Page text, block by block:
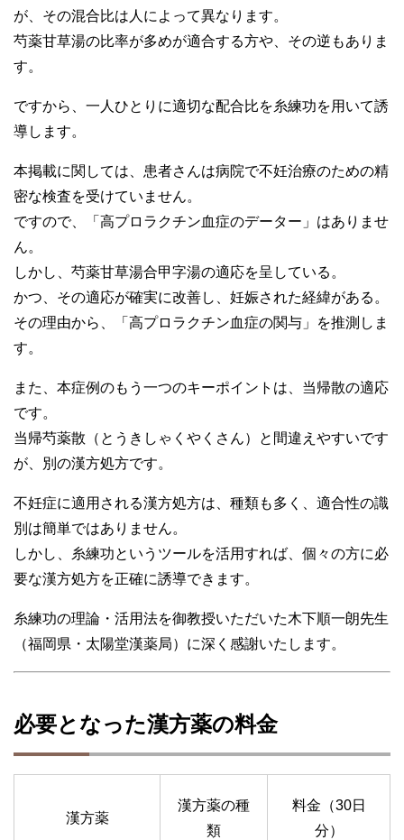
が、その混合比は人によって異なります。
芍薬甘草湯の比率が多めが適合する方や、その逆もありま
す。
ですから、一人ひとりに適切な配合比を糸練功を用いて誘
導します。
本掲載に関しては、患者さんは病院で不妊治療のための精
密な検査を受けていません。
ですので、「高プロラクチン血症のデーター」はありませ
ん。
しかし、芍薬甘草湯合甲字湯の適応を呈している。
かつ、その適応が確実に改善し、妊娠された経緯がある。
その理由から、「高プロラクチン血症の関与」を推測しま
す。
また、本症例のもう一つのキーポイントは、当帰散の適応
です。
当帰芍薬散（とうきしゃくやくさん）と間違えやすいです
が、別の漢方処方です。
不妊症に適用される漢方処方は、種類も多く、適合性の識
別は簡単ではありません。
しかし、糸練功というツールを活用すれば、個々の方に必
要な漢方処方を正確に誘導できます。
糸練功の理論・活用法を御教授いただいた木下順一朗先生
（福岡県・太陽堂漢薬局）に深く感謝いたします。
必要となった漢方薬の料金
漢方薬
漢方薬の種
類
料金（30日
分）